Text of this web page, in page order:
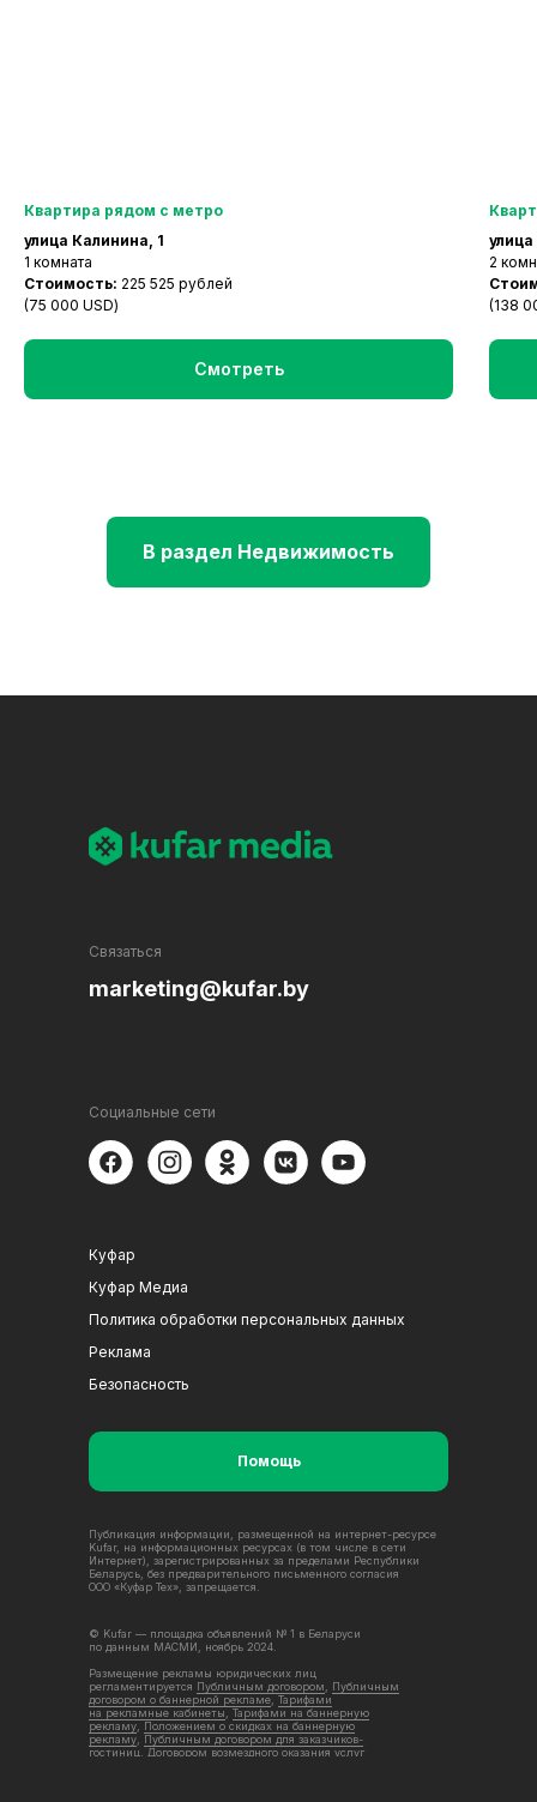
Квартира рядом с метро
улица Калинина, 1
1 комната
Стоимость: 225 525 рублей
(75 000 USD)
Смотреть
2
(138
В раздел Недвижимость
Социальные сети
marketing@kufar.by
Связаться
Безопасность
Реклама
Политика обработки персональных данных
Куфар Медиа
Куфар
Помощь
Публикация информации, размещенной на интернет-ресурсе
Kufar, на информационных ресурсах (в том числе в сети
Интернет), зарегистрированных за пределами Республики
Беларусь, без предварительного письменного согласия
ООО «Куфар Тех», запрещается.
© Kufar — площадка объявлений № 1 в Беларуси
по данным МАСМИ, ноябрь 2024.
Размещение рекламы юридических лиц
регламентируется Публичным договором
Публичным
договором о баннерной рекламе Тарифами
на рекламные кабинеты
Тарифами на баннерную
рекламу
Положением о скидках на баннерную
рекламу
Публичным договором для заказчиков-
гостиниц
Договором возмездного оказания услуг